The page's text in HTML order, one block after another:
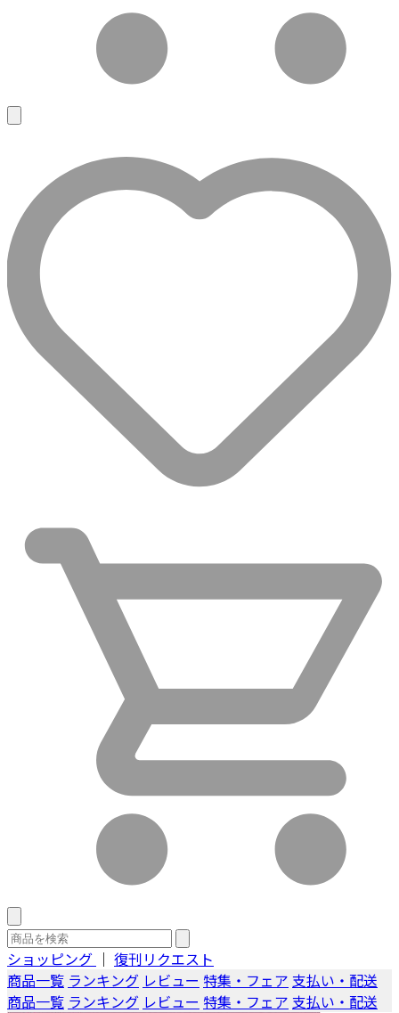
ショッピング ｜ 復刊リクエスト
商品一覧 ランキング レビュー 特集・フェア 支払い・配送
商品一覧 ランキング レビュー 特集・フェア 支払い・配送